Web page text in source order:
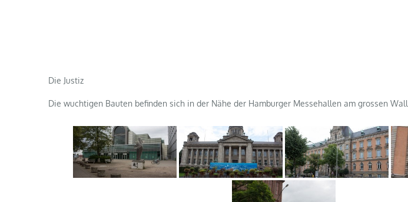
Die Justiz
Die wuchtigen Bauten befinden sich in der Nähe der Hamburger Messehallen am grossen Wall.